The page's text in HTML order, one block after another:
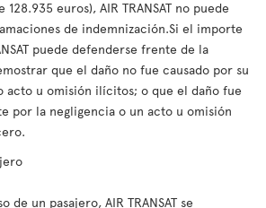
128.935 euros), AIR TRANSAT no puede
de indemnización.Si el importe
puede defenderse frente de la
que el daño no fue causado por su
acto u omisión ilícitos; o que el daño fue
por la negligencia o un acto u omisión
de un pasajero, AIR TRANSAT se